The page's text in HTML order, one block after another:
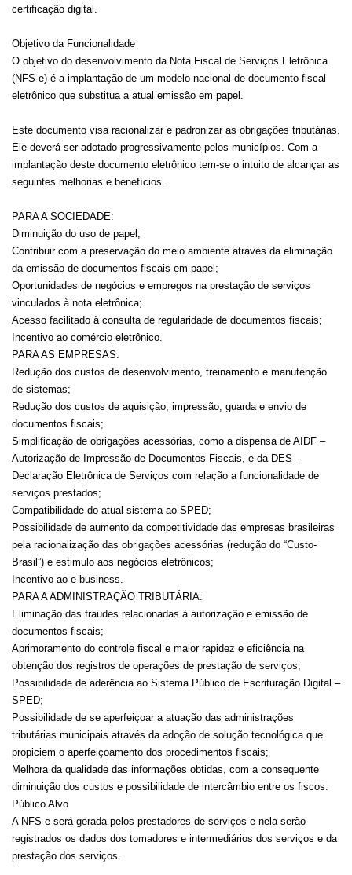
certificação digital.
Objetivo da Funcionalidade
O objetivo do desenvolvimento da Nota Fiscal de Serviços Eletrônica
(NFS-e) é a implantação de um modelo nacional de documento fiscal
eletrônico que substitua a atual emissão em papel.
Este documento visa racionalizar e padronizar as obrigações tributárias.
Ele deverá ser adotado progressivamente pelos municípios. Com a
implantação deste documento eletrônico tem-se o intuito de alcançar as
seguintes melhorias e benefícios.
PARA A SOCIEDADE:
Diminuição do uso de papel;
Contribuir com a preservação do meio ambiente através da eliminação
da emissão de documentos fiscais em papel;
Oportunidades de negócios e empregos na prestação de serviços
vinculados à nota eletrônica;
Acesso facilitado à consulta de regularidade de documentos fiscais;
Incentivo ao comércio eletrônico.
PARA AS EMPRESAS:
Redução dos custos de desenvolvimento, treinamento e manutenção
de sistemas;
Redução dos custos de aquisição, impressão, guarda e envio de
documentos fiscais;
Simplificação de obrigações acessórias, como a dispensa de AIDF –
Autorização de Impressão de Documentos Fiscais, e da DES –
Declaração Eletrônica de Serviços com relação a funcionalidade de
serviços prestados;
Compatibilidade do atual sistema ao SPED;
Possibilidade de aumento da competitividade das empresas brasileiras
pela racionalização das obrigações acessórias (redução do “Custo-
Brasil”) e estimulo aos negócios eletrônicos;
Incentivo ao e-business.
PARA A ADMINISTRAÇÃO TRIBUTÁRIA:
Eliminação das fraudes relacionadas à autorização e emissão de
documentos fiscais;
Aprimoramento do controle fiscal e maior rapidez e eficiência na
obtenção dos registros de operações de prestação de serviços;
Possibilidade de aderência ao Sistema Público de Escrituração Digital –
SPED;
Possibilidade de se aperfeiçoar a atuação das administrações
tributárias municipais através da adoção de solução tecnológica que
propiciem o aperfeiçoamento dos procedimentos fiscais;
Melhora da qualidade das informações obtidas, com a consequente
diminuição dos custos e possibilidade de intercâmbio entre os fiscos.
Público Alvo
A NFS-e será gerada pelos prestadores de serviços e nela serão
registrados os dados dos tomadores e intermediários dos serviços e da
prestação dos serviços.